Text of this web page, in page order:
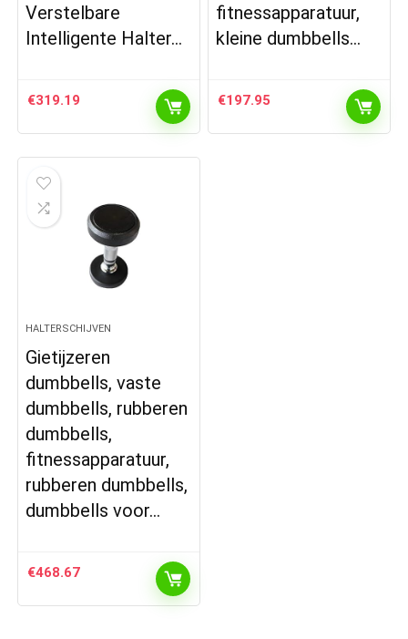
Verstelbare
Intelligente Halter…
€319.19
fitnessapparatuur,
kleine dumbbells…
€197.95
HALTERSCHIJVEN
Gietijzeren
dumbbells, vaste
dumbbells, rubberen
dumbbells,
fitnessapparatuur,
rubberen dumbbells,
dumbbells voor…
€468.67